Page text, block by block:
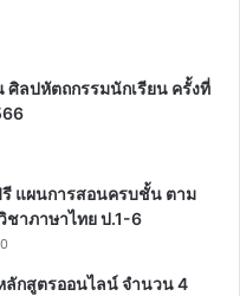
ลปหัตถกรรมนักเรียน ครั้งที่
แผนการสอนครบชั้น ตาม
ชาภาษาไทย ป.1-6
ลักสูตรออนไลน์ จำนวน 4